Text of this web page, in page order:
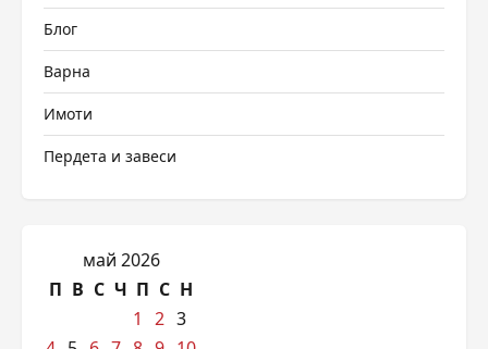
Блог
Варна
Имоти
Пердета и завеси
май 2026
П В С Ч П С Н
1
2 3